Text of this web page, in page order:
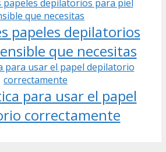
papeles depilatorios
que necesitas
para usar el papel
correctamente